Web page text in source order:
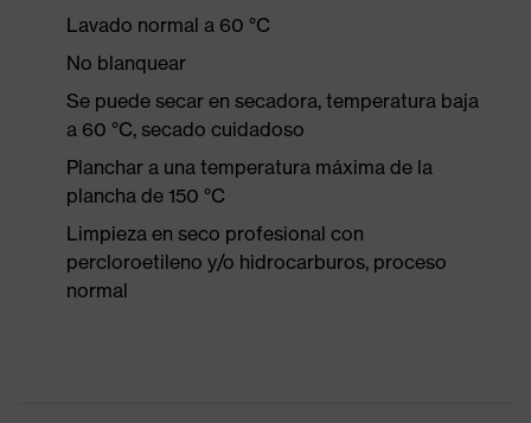
Lavado normal a 60 °C
No blanquear
Se puede secar en secadora, temperatura baja
a 60 °C, secado cuidadoso
Planchar a una temperatura máxima de la
plancha de 150 °C
Limpieza en seco profesional con
percloroetileno y/o hidrocarburos, proceso
normal